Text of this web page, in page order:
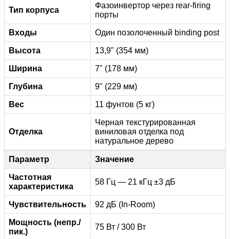
Тип корпуса
Фазоинвертор через rear-firing
порты
Входы Один позолоченный binding post
Высота 13,9" (354 мм)
Ширина 7" (178 мм)
Глубина 9" (229 мм)
Вес 11 фунтов (5 кг)
Отделка
Черная текстурированная
виниловая отделка под
натуральное дерево
Параметр Значение
Частотная
характеристика
58 Гц — 21 кГц ±3 дБ
Чувствительность 92 дБ (In-Room)
Мощность (непр./
пик.)
75 Вт / 300 Вт